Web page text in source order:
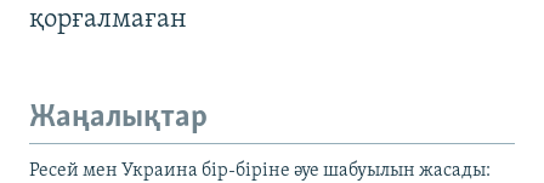
қорғалмаған
Жаңалықтар
Ресей мен Украина бір-біріне әуе шабуылын жасады: